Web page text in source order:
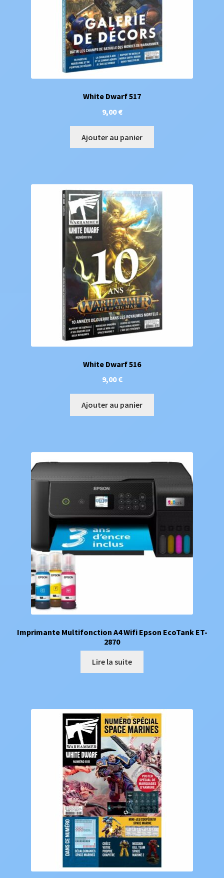
White Dwarf 517
9,00€
Ajouter au panier
White Dwarf 516
9,00€
Ajouter au panier
Imprimante Multifonction A4 Wifi Epson EcoTank ET-
2870
Lire la suite